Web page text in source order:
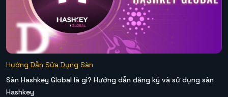
Hướng Dẫn Sửa Dụng Sàn
Sàn Hashkey Global là gì? Hướng dẫn đăng ký và sử dụng sàn
Hashkey